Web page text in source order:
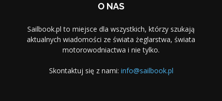
O NAS
Sailbook.pl to miejsce dla wszystkich, którzy szukają
aktualnych wiadomości ze świata żeglarstwa, świata
motorowodniactwa i nie tylko.
Skontaktuj się z nami: info@sailbook.pl